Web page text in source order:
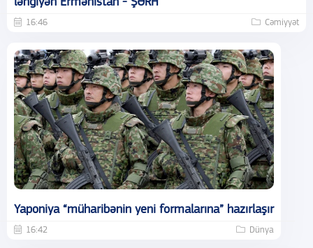
16:46 Cəmiyyət
Yaponiya “müharibənin yeni formalarına” hazırlaşır
16:42 Dünya